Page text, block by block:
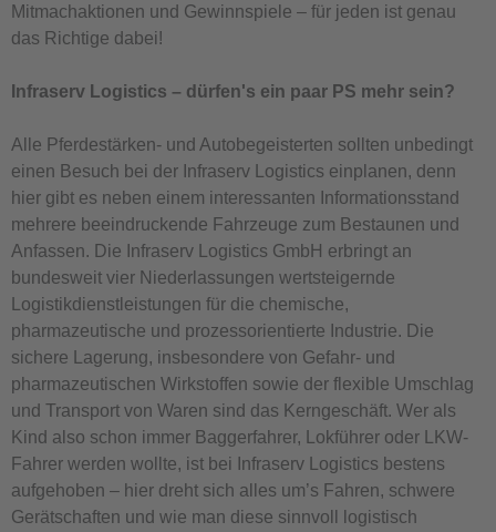
Mitmachaktionen und Gewinnspiele – für jeden ist genau
das Richtige dabei!
Infraserv Logistics – dürfen's ein paar PS mehr sein?
Alle Pferdestärken- und Autobegeisterten sollten unbedingt
einen Besuch bei der Infraserv Logistics einplanen, denn
hier gibt es neben einem interessanten Informationsstand
mehrere beeindruckende Fahrzeuge zum Bestaunen und
Anfassen. Die Infraserv Logistics GmbH erbringt an
bundesweit vier Niederlassungen wertsteigernde
Logistikdienstleistungen für die chemische,
pharmazeutische und prozessorientierte Industrie. Die
sichere Lagerung, insbesondere von Gefahr- und
pharmazeutischen Wirkstoffen sowie der flexible Umschlag
und Transport von Waren sind das Kerngeschäft. Wer als
Kind also schon immer Baggerfahrer, Lokführer oder LKW-
Fahrer werden wollte, ist bei Infraserv Logistics bestens
aufgehoben – hier dreht sich alles um’s Fahren, schwere
Gerätschaften und wie man diese sinnvoll logistisch